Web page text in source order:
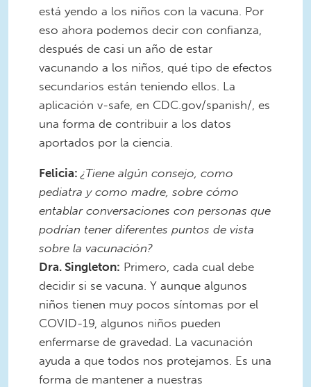
está yendo a los niños con la vacuna. Por
eso ahora podemos decir con confianza,
después de casi un año de estar
vacunando a los niños, qué tipo de efectos
secundarios están teniendo ellos. La
aplicación v-safe, en CDC.gov/spanish/, es
una forma de contribuir a los datos
aportados por la ciencia.
Felicia: ¿Tiene algún consejo, como
pediatra y como madre, sobre cómo
entablar conversaciones con personas que
podrían tener diferentes puntos de vista
sobre la vacunación?
Dra. Singleton: Primero, cada cual debe
decidir si se vacuna. Y aunque algunos
niños tienen muy pocos síntomas por el
COVID-19, algunos niños pueden
enfermarse de gravedad. La vacunación
ayuda a que todos nos protejamos. Es una
forma de mantener a nuestras